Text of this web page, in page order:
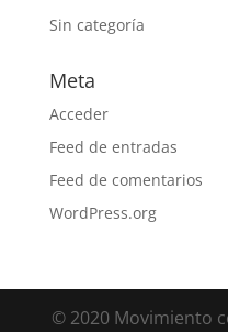
Sin categoría
Meta
Acceder
Feed de entradas
Feed de comentarios
WordPress.org
© 2020 Movimiento